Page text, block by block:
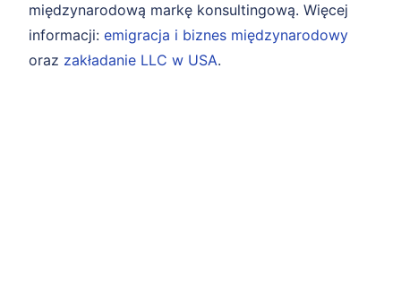
międzynarodową markę konsultingową. Więcej
informacji: emigracja i biznes międzynarodowy
oraz zakładanie LLC w USA.